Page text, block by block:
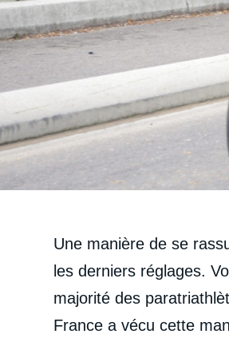
Une manière de se
les derniers réglages.
majorité des
France a vécu cette